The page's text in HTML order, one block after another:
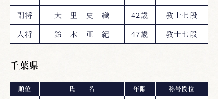
副将
大 里 史 織 42歳
教士七段
大将
鈴 木 亜 紀 47歳 教士七段
千葉県
順位 氏 名 年齢 称号段位